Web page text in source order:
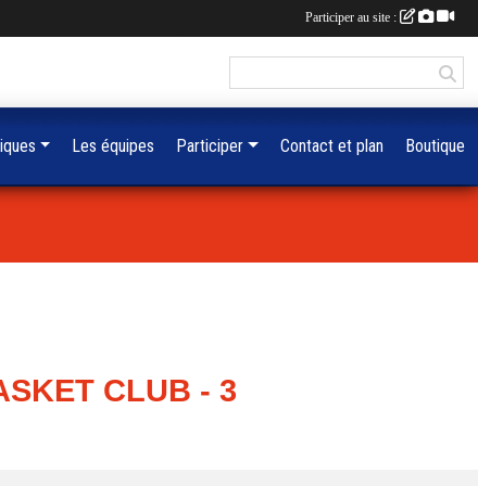
CLUB - 3
Les équipes Participer Contact et plan Boutique
Participer au site :